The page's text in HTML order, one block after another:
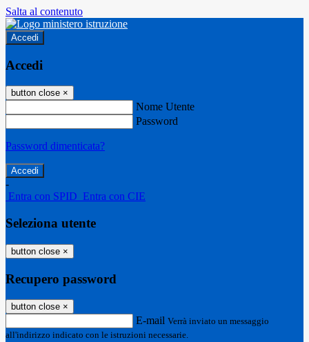
Salta al contenuto
Accedi
Accedi
button close ×
Nome Utente
Password
Password dimenticata?
-
Entra con SPID Entra con CIE
Seleziona utente
button close ×
Recupero password
button close ×
E-mail Verrà inviato un messaggio
all'indirizzo indicato con le istruzioni necessarie.